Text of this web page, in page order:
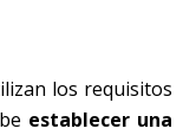
los requisitos
establecer una